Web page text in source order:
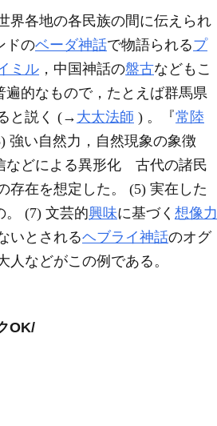
界各地の各民族の間に伝えられ
ドのベーダ神話で物語られるプ
ミル ，中国神話の盤古などもこ
的なもので，たとえば群馬県
と説く (→ 大太法師 ) 。『常陸
強い自然力，自然現象の象徴
などによる異形化 古代の諸民
存在を想定した。 (5) 実在した
。 (7) 文芸的興味に基づく 想像力
いとされるヘブライ神話のオグ
人などがこの例である。
OK/